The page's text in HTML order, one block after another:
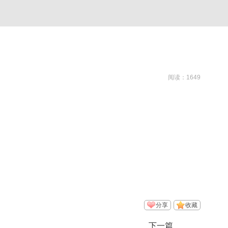
阅读：1649
收藏
分享
下一篇